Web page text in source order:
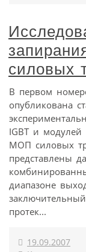
силовых
В первом
опубликована
IGBT и
МОП силовых
представлены
диапазоне
протек...
19.09.2007